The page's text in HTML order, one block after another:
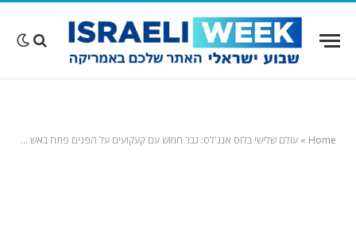
Home
» עולם שלישי בלוס אנג'לס: גבר חמוש עם קעקועים על הפנים פתח באש לעבר רוכבי אופניים בעירום